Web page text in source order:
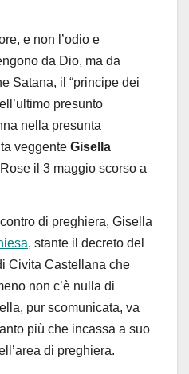
e non l’odio e
da Dio, ma da
Satana, il “principe dei
presunto
nella presunta
veggente Gisella
il 3 maggio scorso a
di preghiera, Gisella
, stante il decreto del
Civita Castellana che
non c’è nulla di
pur scomunicata, va
più che incassa a suo
di preghiera.